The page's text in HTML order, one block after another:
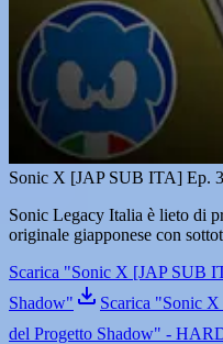
Sonic X [JAP SUB ITA] Ep.
Sonic Legacy Italia è lieto di
originale giapponese con
Scarica "Sonic X [JAP SUB
Shadow"
Scarica "Sonic
del Progetto Shadow" -